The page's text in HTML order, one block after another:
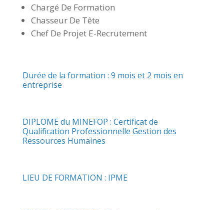
Chargé De Formation
Chasseur De Tête
Chef De Projet E-Recrutement
Durée de la formation : 9 mois et 2 mois en
entreprise
DIPLOME du MINEFOP : Certificat de
Qualification Professionnelle Gestion des
Ressources Humaines
LIEU DE FORMATION : IPME